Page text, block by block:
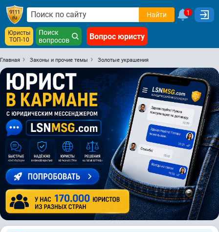
Найти 1
Юристы
ТОП-10
Поиск
вопросов
Вопрос юристу
Главная Законы и прочие темы Золотые украшения